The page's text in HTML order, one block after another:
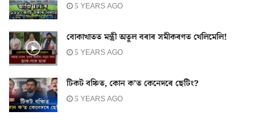
5 YEARS AGO
বোকাখাতত মন্ত্ৰী অতুল বৰাৰ সমীকৰণত খেলিমেলি!
5 YEARS AGO
টিকট বঞ্চিত, কোন ক’ত কেনেদৰে ছেটিং?
5 YEARS AGO